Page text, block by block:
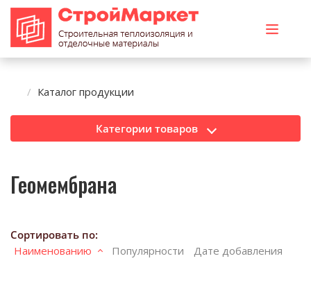
Каталог продукции
Категории товаров
Геомембрана
Сортировать по:
Наименованию
Популярности Дате добавления